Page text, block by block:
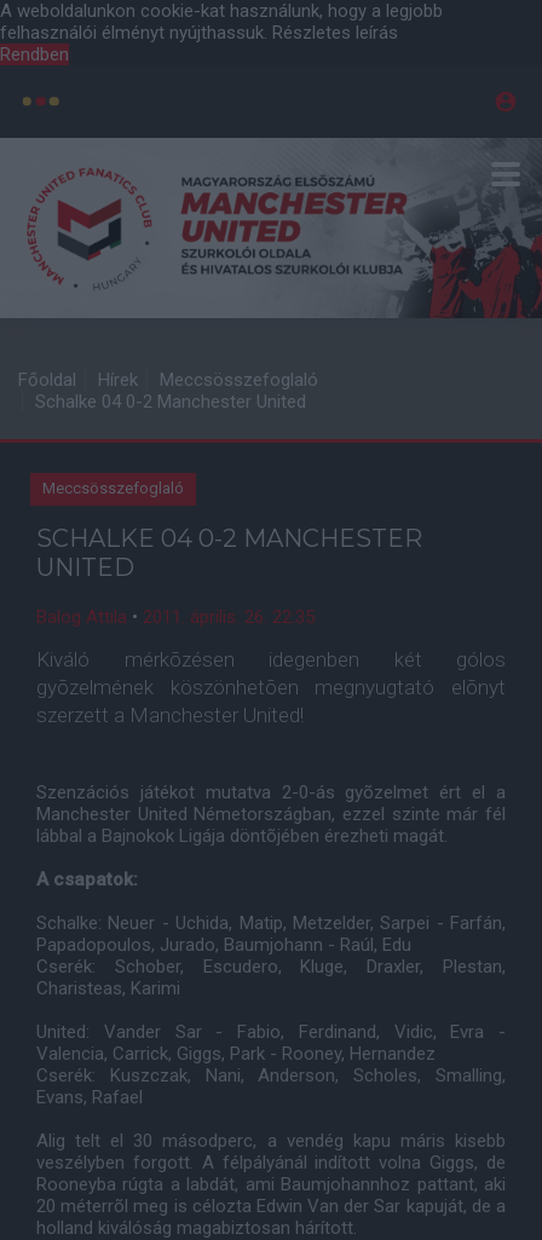
A weboldalunkon cookie-kat használunk, hogy a legjobb
felhasználói élményt nyújthassuk. Részletes leírás
Rendben
Főoldal Hírek
Meccsösszefoglaló
Schalke 04 0-2 Manchester United
Meccsösszefoglaló
SCHALKE 04 0-2 MANCHESTER
UNITED
Balog Attila • 2011. április. 26. 22:35
Kiváló mérkõzésen idegenben két gólos
gyõzelmének köszönhetõen megnyugtató elõnyt
szerzett a Manchester United!
Szenzációs játékot mutatva 2-0-ás gyõzelmet ért el a
Manchester United Németországban, ezzel szinte már fél
lábbal a Bajnokok Ligája döntõjében érezheti magát.
A csapatok:
Schalke: Neuer - Uchida, Matip, Metzelder, Sarpei - Farfán,
Papadopoulos, Jurado, Baumjohann - Raúl, Edu
Cserék: Schober, Escudero, Kluge, Draxler, Plestan,
Charisteas, Karimi
United: Vander Sar - Fabio, Ferdinand, Vidic, Evra -
Valencia, Carrick, Giggs, Park - Rooney, Hernandez
Cserék: Kuszczak, Nani, Anderson, Scholes, Smalling,
Evans, Rafael
Alig telt el 30 másodperc, a vendég kapu máris kisebb
veszélyben forgott. A félpályánál indított volna Giggs, de
Rooneyba rúgta a labdát, ami Baumjohannhoz pattant, aki
20 méterrõl meg is célozta Edwin Van der Sar kapuját, de a
holland kiválóság magabiztosan hárított.